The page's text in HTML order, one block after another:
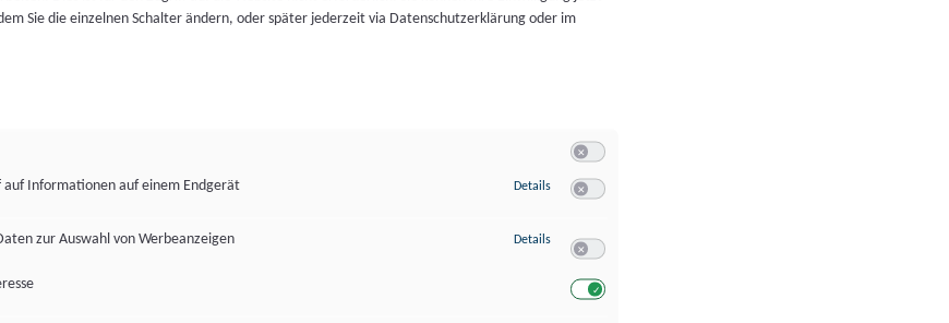
Sie die einzelnen Schalter ändern, oder später jederzeit via Datenschutzerklärung oder im
auf Informationen auf einem Endgerät
Details zu Speichern von oder Zugriff auf Informationen auf einem Endgerät
zur Auswahl von Werbeanzeigen
Details zu Verwendung reduzierter Daten zur Auswahl von Werbeanzeigen